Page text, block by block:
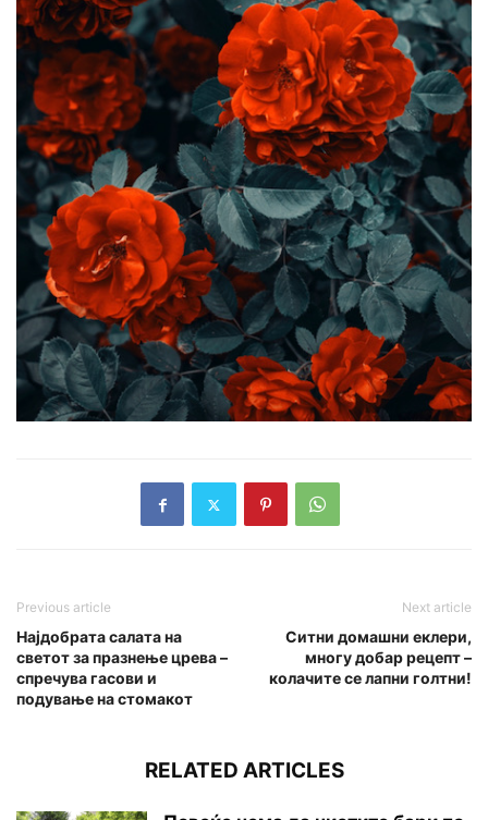
Previous article
Најдобрата салата на
светот за празнење црева –
спречува гасови и
подување на стомакот
Next article
Ситни домашни еклери,
многу добар рецепт –
колачите се лапни голтни!
RELATED ARTICLES